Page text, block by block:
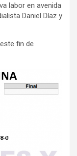
labor en avenida
Daniel Díaz y
fin de